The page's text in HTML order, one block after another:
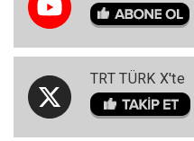
TRT TÜRK X'te